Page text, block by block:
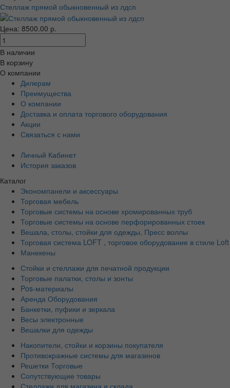
Стеллаж прямой обыкновенный из лдсп
Цена: 8500.00 р.
В наличии
В корзину
О компании
Дилерам
Преимущества
О компании
Доставка и оплата торгового оборудования
Акции
Связаться с нами
Личный Кабинет
История заказов
Каталог
Экономпанели и аксессуары
Торговая мебель
Торговые системы на основе хромированных труб
Торговые системы на основе перфорированных стоек
Вешала, столы, стойки для одежды, Пресс воллы
Торговая система LOFT , торговое оборудование в стиле Loft
Манекены
Стойки и стеллажи для печатной продукции
Торговые палатки, столы и зонты
Pos-материалы
Аренда Оборудования
Банкетки, пуфики и зеркала
Весы электронные
Вешалки для одежды
Накопители, стойки и корзины покупателя
Противокражные системы для магазинов
Решетки Торговые
Сопутствующие товары